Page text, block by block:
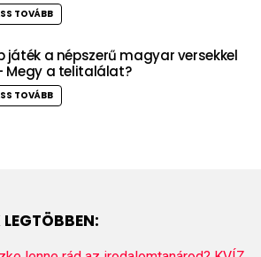
TOVÁBB
játék a népszerű magyar versekkel
Megy a telitalálat?
TOVÁBB
LEGTÖBBEN: